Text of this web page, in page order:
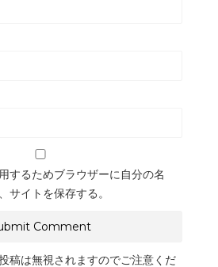
するためブラウザーに自分の名
サイトを保存する。
稿は無視されますのでご注意くだ